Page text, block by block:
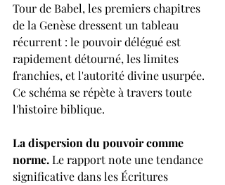
Tour de Babel, les premiers chapitres
de la Genèse dressent un tableau
récurrent : le pouvoir délégué est
rapidement détourné, les limites
franchies, et l'autorité divine usurpée.
Ce schéma se répète à travers toute
l'histoire biblique.
La dispersion du pouvoir comme
norme. Le rapport note une tendance
significative dans les Écritures